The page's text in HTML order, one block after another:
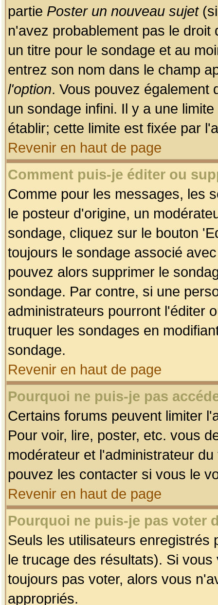
partie Poster un nouveau sujet(si
n'avez probablement pas le
un titre pour le sondage et au
entrez son nom dans le champ
l'option. Vous pouvez également
un sondage infini. Il y a une
établir; cette limite est fixée par
Revenir en haut de page
Comment puis-je éditer ou
Comme pour les messages, les
le posteur d'origine, un
sondage, cliquez sur le bouton
toujours le sondage associé
pouvez alors supprimer le
sondage. Par contre, si une
administrateurs pourront l'éditer
truquer les sondages en
sondage.
Revenir en haut de page
Pourquoi ne puis-je pas
Certains forums peuvent limiter
Pour voir, lire, poster, etc. vous
modérateur et l'administrateur
pouvez les contacter si vous le
Revenir en haut de page
Pourquoi ne puis-je pas voter
Seuls les utilisateurs enregistrés
le trucage des résultats). Si
toujours pas voter, alors vous
appropriés.